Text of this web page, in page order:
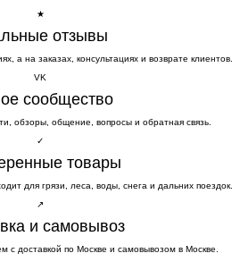
★
отзывы
а на заказах, консультациях и возврате клиентов.
VK
сообщество
обзоры, общение, вопросы и обратная связь.
✓
товары
для грязи, леса, воды, снега и дальних поездок.
↗
и самовывоз
с доставкой по Москве и самовывозом в Москве.